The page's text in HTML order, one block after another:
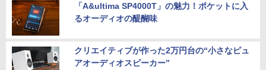
「A&ultima SP4000T」の魅力！ポケットに入
るオーディオの醍醐味
クリエイティブが作った2万円台の“小さなピュ
アオーディオスピーカー”